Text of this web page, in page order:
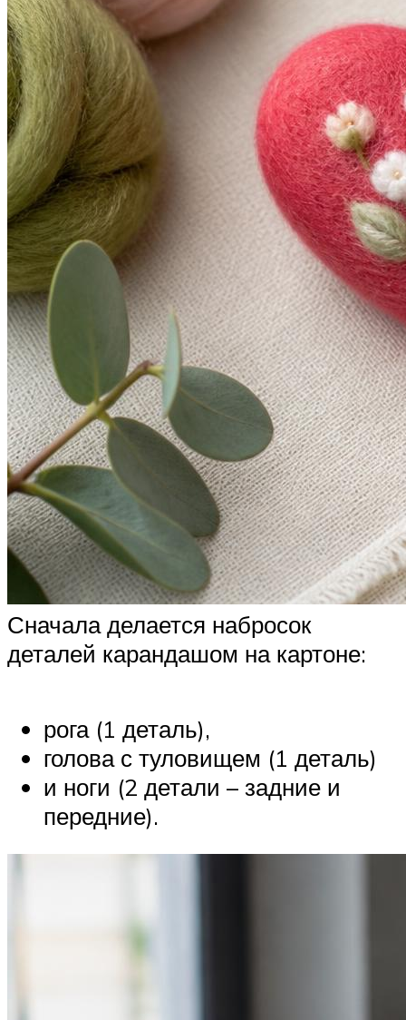
Сначала делается набросок
деталей карандашом на картоне:
рога (1 деталь),
голова с туловищем (1 деталь)
и ноги (2 детали – задние и
передние).